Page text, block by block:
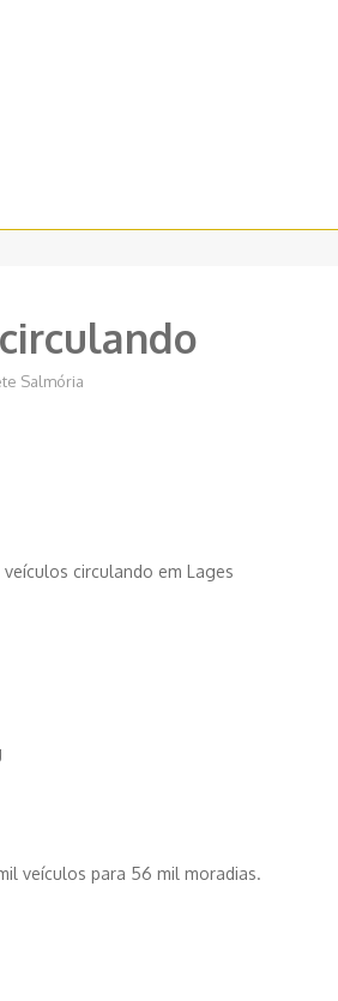
Salmória
circulando em Lages
veículos para 56 mil moradias.